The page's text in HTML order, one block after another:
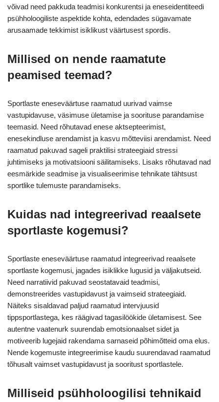
võivad need pakkuda teadmisi konkurentsi ja eneseidentiteedi
psühholoogiliste aspektide kohta, edendades sügavamate
arusaamade tekkimist isiklikust väärtusest spordis.
Millised on nende raamatute
peamised teemad?
Sportlaste eneseväärtuse raamatud uurivad vaimse
vastupidavuse, väsimuse ületamise ja soorituse parandamise
teemasid. Need rõhutavad enese aktsepteerimist,
enesekindluse arendamist ja kasvu mõtteviisi arendamist. Need
raamatud pakuvad sageli praktilisi strateegiaid stressi
juhtimiseks ja motivatsiooni säilitamiseks. Lisaks rõhutavad nad
eesmärkide seadmise ja visualiseerimise tehnikate tähtsust
sportlike tulemuste parandamiseks.
Kuidas nad integreerivad reaalsete
sportlaste kogemusi?
Sportlaste eneseväärtuse raamatud integreerivad reaalsete
sportlaste kogemusi, jagades isiklikke lugusid ja väljakutseid.
Need narratiivid pakuvad seostatavaid teadmisi,
demonstreerides vastupidavust ja vaimseid strateegiaid.
Näiteks sisaldavad paljud raamatud intervjuusid
tippsportlastega, kes räägivad tagasilöökide ületamisest. See
autentne vaatenurk suurendab emotsionaalset sidet ja
motiveerib lugejaid rakendama sarnaseid põhimõtteid oma elus.
Nende kogemuste integreerimise kaudu suurendavad raamatud
tõhusalt vaimset vastupidavust ja sooritust sportlastele.
Milliseid psühholoogilisi tehnikaid